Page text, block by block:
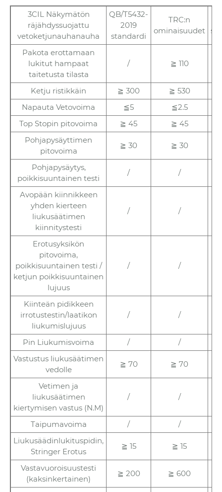
3CIL Näkymätön
räjähdyssuojattu
vetoketjunauhanauha
QB/T5432-
2019
standardi
TRC:n
ominaisuudet
Pakota erottamaan
lukitut hampaat
taitetusta tilasta
/ ≧ 110
Ketju ristikkäin ≧ 300
≧ 530
Napauta Vetovoima
≦5
≦2.5
Top Stopin pitovoima
≧ 45
≧ 45
Pohjapysäyttimen
pitovoima
≧ 30 ≧ 30
Pohjapysäytys,
poikkisuuntainen testi
/ /
Avopään kiinnikkeen
yhden kierteen
liukusäätimen
kiinnitystesti
/ /
Erotusyksikön
pitovoima,
poikkisuuntainen testi /
ketjun poikkisuuntainen
lujuus
/ /
Kiinteän pidikkeen
irrotustestin/laatikon
liukumislujuus
/ /
Pin Liukumisvoima /
/
Vastustus liukusäätimen
vedolle
≧ 70 ≧ 70
Vetimen ja
liukusäätimen
kiertymisen vastus (N.M)
/ /
Taipumavoima /
/
Liukusäädinlukituspidin,
Stringer Erotus
≧ 15 ≧ 15
Vastavuoroisuustesti
(kaksinkertainen)
≧ 200 ≧ 600